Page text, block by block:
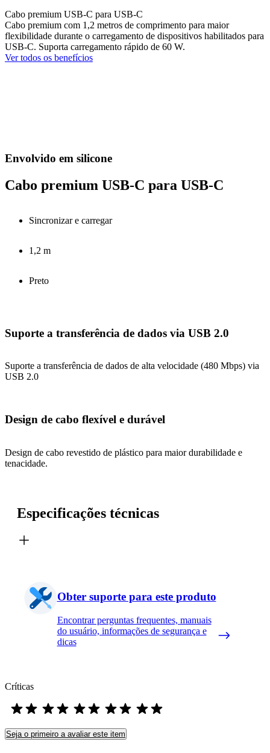
Cabo premium USB-C para USB-C
Cabo premium com 1,2 metros de comprimento para maior
flexibilidade durante o carregamento de dispositivos habilitados para
USB-C. Suporta carregamento rápido de 60 W.
Ver todos os benefícios
Envolvido em silicone
Cabo premium USB-C para USB-C
Sincronizar e carregar
1,2 m
Preto
Suporte a transferência de dados via USB 2.0
Suporte a transferência de dados de alta velocidade (480 Mbps) via
USB 2.0
Design de cabo flexível e durável
Design de cabo revestido de plástico para maior durabilidade e
tenacidade.
Especificações técnicas
Obter suporte para este produto
Encontrar perguntas frequentes, manuais
do usuário, informações de segurança e
dicas
Críticas
Seja o primeiro a avaliar este item